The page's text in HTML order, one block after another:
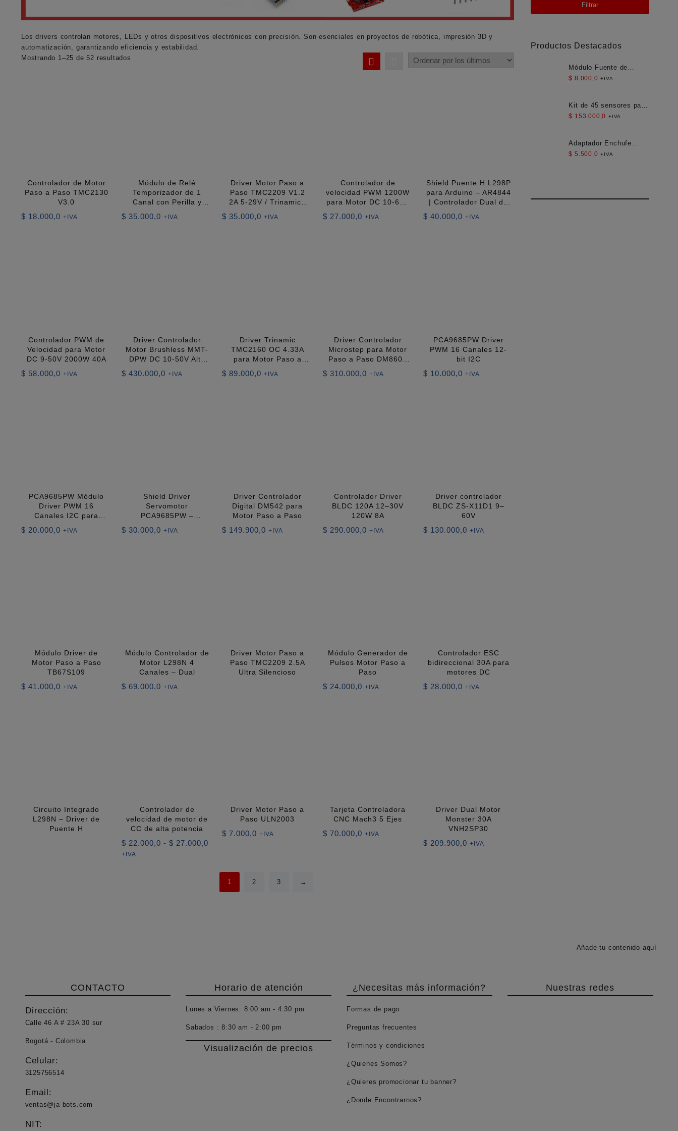
Losdrivers controlan motores, LEDs y otros dispositivos electrónicos con precisión. Son esenciales en proyectos de robótica, impresión 3D y
automatización, garantizando eficiencia y estabilidad.
Mostrando 1–25 de 52 resultados
Controlador de Motor
Paso a Paso TMC2130
V3.0
$ 18.000,0 +IVA
Módulo de Relé
Temporizador de 1
Canal con Perilla y
Pantalla Digital 5V 10A
$ 35.000,0 +IVA
Driver Motor Paso a
Paso TMC2209 V1.2
2A 5-29V / Trinamic |
Ultrasilencioso
SpreadCycle
$ 35.000,0 +IVA
Controlador de
velocidad PWM 1200W
para Motor DC 10-60V
$ 27.000,0 +IVA
Shield Puente H L298P
para Arduino – AR4844
| Controlador Dual de
Motores DC y Paso a
Paso
$ 40.000,0 +IVA
Controlador PWM de
Velocidad para Motor
DC 9-50V 2000W 40A
$ 58.000,0 +IVA
Driver Controlador
Motor Brushless MMT-
DPW DC 10-50V Alto
$ 430.000,0 +IVA
Driver Trinamic
TMC2160 OC 4.33A
para Motor Paso a
3D
$ 89.000,0 +IVA
Driver Controlador
Microstep para Motor
Paso a Paso DM860 /
80VAC / 24–110VDC
$ 310.000,0 +IVA
PCA9685PW Driver
PWM 16 Canales 12-
bit I2C
$ 10.000,0 +IVA
PCA9685PW Módulo
Driver PWM 16
Canales I2C para
Servomotores
$ 20.000,0 +IVA
Shield Driver
Servomotor
PCA9685PW –
Canales para Arduino
$ 30.000,0 +IVA
Driver Controlador
Digital DM542 para
Motor Paso a Paso
$ 149.900,0 +IVA
Controlador Driver
BLDC 120A 12–30V
120W 8A
$ 290.000,0 +IVA
Driver controlador
BLDC ZS-X11D1 9–
60V
$ 130.000,0 +IVA
Módulo Driver de
Motor Paso a Paso
TB67S109
$ 41.000,0 +IVA
Módulo Controlador de
Motor L298N 4
Canales – Dual
$ 69.000,0 +IVA
Driver Motor Paso a
Paso TMC2209 2.5A
Ultra Silencioso
Módulo Generador de
Pulsos Motor Paso a
Paso
$ 24.000,0 +IVA
Controlador ESC
bidireccional 30A para
motores DC
$ 28.000,0 +IVA
Circuito Integrado
L298N – Driver de
Puente H
Controlador de
velocidad de motor de
CC de alta potencia
$ 22.000,0 - $ 27.000,0
desde
$ 22.000,0
+IVA
Driver Motor Paso a
Paso ULN2003
$ 7.000,0 +IVA
Tarjeta Controladora
CNC Mach3 5 Ejes
$ 70.000,0 +IVA
Driver Dual Motor
Monster 30A
VNH2SP30
$ 209.900,0 +IVA
1 2 3 →
Filtrar
Productos Destacados
Módulo Fuente de
Alimentación Aislada
$ 8.000,0 +IVA
Kit de 45 sensores para
Arduino
$ 153.000,0 +IVA
Adaptador Enchufe
Americano Compacto
$ 5.500,0 +IVA
Añade tu contenido aquí
CONTACTO
Dirección:
Calle 46 A # 23A 30 sur
Bogotá - Colombia
Celular:
3125756514
Email:
ventas@ja-bots.com
NIT:
Horario de atención
Lunes a Viernes: 8:00 am - 4:30 pm
Sabados :8:30 am - 2:00 pm
Visualización de precios
¿Necesitas más información?
Formas de pago
Preguntas frecuentes
Términos y condiciones
¿Quienes Somos?
¿Quieres promocionar tu banner?
¿Donde Encontrarnos?
Nuestras redes